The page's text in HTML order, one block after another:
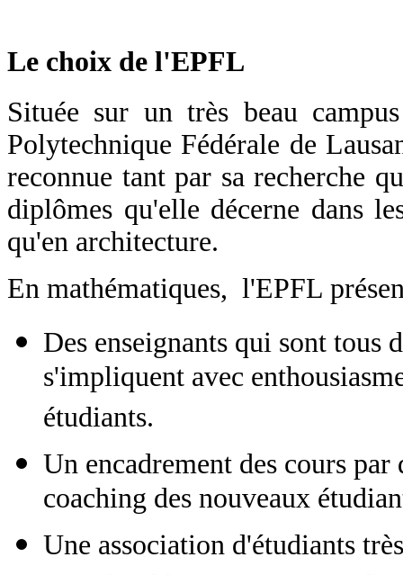
Le choix de l'EPFL
Située sur un très beau
Polytechnique Fédérale de
reconnue tant par sa recherche
diplômes qu'elle décerne dans
qu'en architecture.
En mathématiques, l'EPFL
Des enseignants qui sont tous
s'impliquent avec
étudiants.
Un encadrement des cours par
coaching des nouveaux
Une association d'étudiants